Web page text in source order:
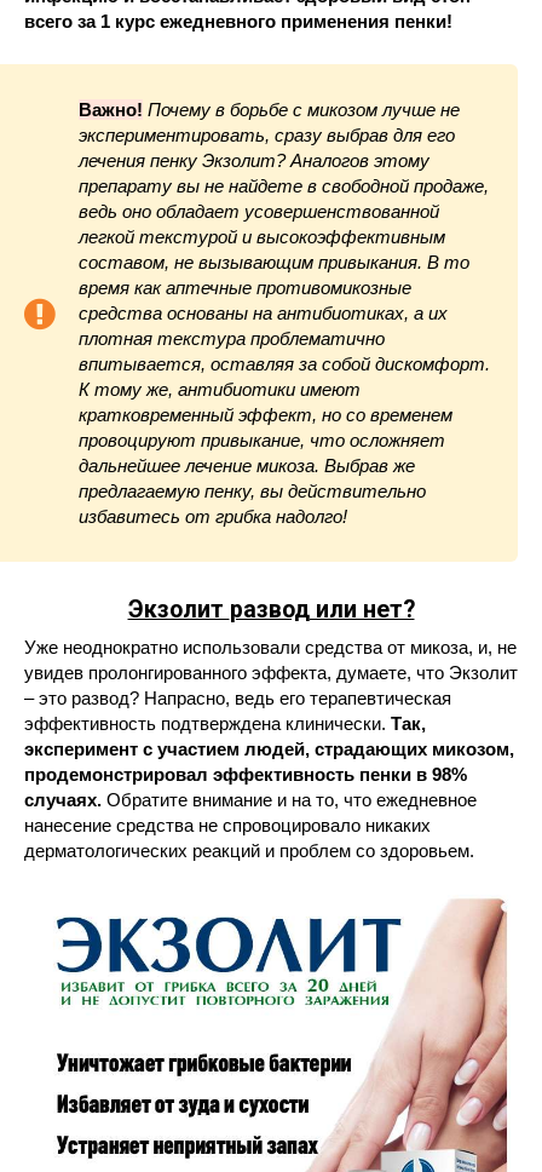
всего за 1 курс ежедневного применения пенки!
Важно! Почему в борьбе с микозом лучше не
экспериментировать, сразу выбрав для его
лечения пенку Экзолит? Аналогов этому
препарату вы не найдете в свободной продаже,
ведь оно обладает усовершенствованной
легкой текстурой и высокоэффективным
составом, не вызывающим привыкания. В то
время как аптечные противомикозные
средства основаны на антибиотиках, а их
плотная текстура проблематично
впитывается, оставляя за собой дискомфорт.
К тому же, антибиотики имеют
кратковременный эффект, но со временем
провоцируют привыкание, что осложняет
дальнейшее лечение микоза. Выбрав же
предлагаемую пенку, вы действительно
избавитесь от грибка надолго!
Экзолит развод или нет?
Уже неоднократно использовали средства от микоза, и, не
увидев пролонгированного эффекта, думаете, что Экзолит
– это развод? Напрасно, ведь его терапевтическая
эффективность подтверждена клинически. Так,
эксперимент с участием людей, страдающих микозом,
продемонстрировал эффективность пенки в 98%
случаях. Обратите внимание и на то, что ежедневное
нанесение средства не спровоцировало никаких
дерматологических реакций и проблем со здоровьем.